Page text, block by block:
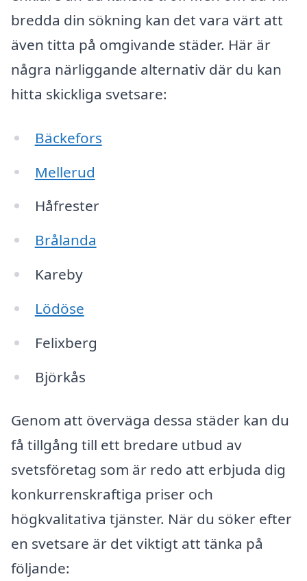
bredda din sökning kan det vara värt att
även titta på omgivande städer. Här är
några närliggande alternativ där du kan
hitta skickliga svetsare:
Bäckefors
Mellerud
Håfrester
Brålanda
Kareby
Lödöse
Felixberg
Björkås
Genom att överväga dessa städer kan du
få tillgång till ett bredare utbud av
svetsföretag som är redo att erbjuda dig
konkurrenskraftiga priser och
högkvalitativa tjänster. När du söker efter
en svetsare är det viktigt att tänka på
följande: